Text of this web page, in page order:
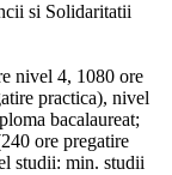
si Solidaritatii
nivel 4, 1080 ore
practica), nivel
bacalaureat;
ore pregatire
studii: min. studii